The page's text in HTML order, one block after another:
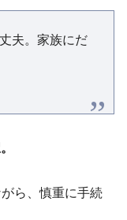
夫。家族にだ
ら、慎重に手続